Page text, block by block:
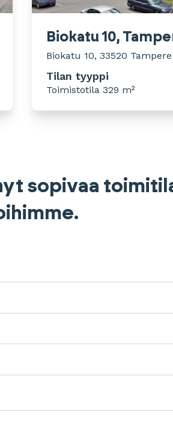
Biokatu 10,
Biokatu 10, 33520 Tampere
Tilan tyyppi
Toimistotila 329 m²
sopivaa